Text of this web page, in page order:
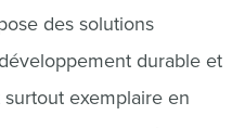
des solutions
durable et
surtout exemplaire en